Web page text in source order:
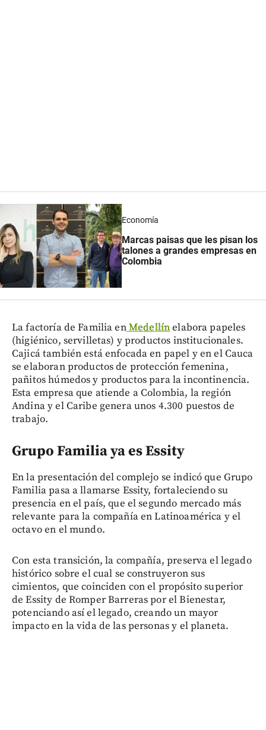
Economía
Marcas paisas que les pisan los
talones a grandes empresas en
Colombia
La factoría de Familia enMedellínelabora papeles
(higiénico, servilletas) y productos institucionales.
Cajicá también está enfocada en papel y en el Cauca
se elaboran productos de protección femenina,
pañitos húmedos y productos para la incontinencia.
Esta empresa que atiende a Colombia, la región
Andina y el Caribe genera unos 4.300 puestos de
trabajo.
Grupo Familia ya es Essity
En la presentación del complejo se indicó que Grupo
Familia pasa a llamarse Essity, fortaleciendo su
presencia en el país, que el segundo mercado más
relevante para la compañía en Latinoamérica y el
octavo en el mundo.
Con esta transición, la compañía, preserva el legado
histórico sobre el cual se construyeron sus
cimientos, que coinciden con el propósito superior
de Essity de Romper Barreras por el Bienestar,
potenciando así el legado, creando un mayor
impacto en la vida de las personas y el planeta.